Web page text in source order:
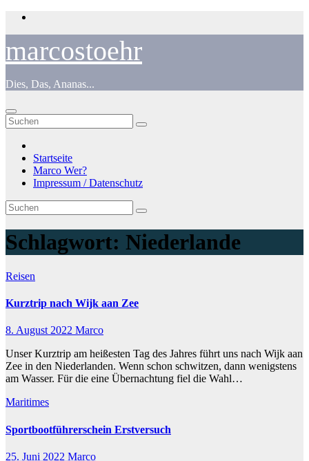
Zum
marcostoehr
Dies, Das, Ananas...
Startseite
Marco Wer?
Impressum / Datenschutz
Schlagwort: Niederlande
Reisen
Kurztrip nach Wijk aan Zee
8. August 2022 Marco
Unser Kurztrip am heißesten Tag des Jahres führt uns nach Wijk aan
Zee in den Niederlanden. Wenn schon schwitzen, dann wenigstens
am Wasser. Für die eine Übernachtung fiel die Wahl…
Maritimes
Sportbootführerschein Erstversuch
25. Juni 2022 Marco